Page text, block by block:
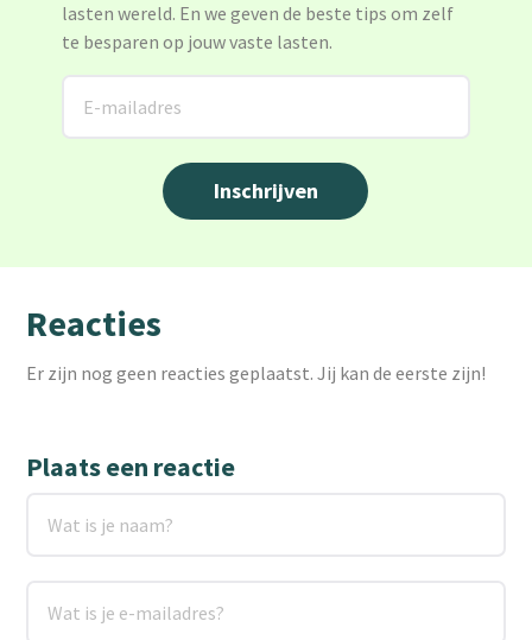
lasten wereld. En we geven de beste tips om zelf
te besparen op jouw vaste lasten.
Reacties
Er zijn nog geen reacties geplaatst. Jij kan de eerste zijn!
Plaats een reactie